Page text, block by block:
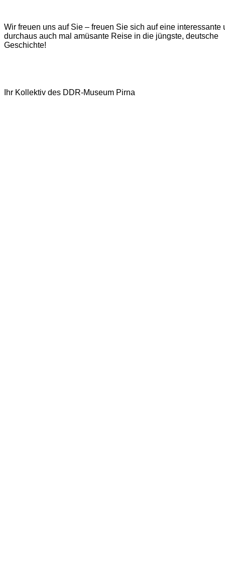
Wir freuen uns auf Sie – freuen Sie sich auf eine interessante
durchaus auch mal amüsante Reise in die jüngste, deutsche
Geschichte!
Ihr Kollektiv des DDR-Museum Pirna